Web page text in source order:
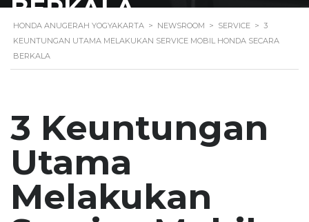
BERKALA
HONDA ANUGERAH YOGYAKARTA > NEWSROOM > SERVICE > 3
KEUNTUNGAN UTAMA MELAKUKAN SERVICE MOBIL HONDA SECARA
BERKALA
3 Keuntungan
Utama
Melakukan